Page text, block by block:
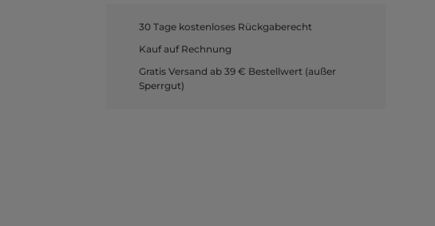
30 Tage kostenloses Rückgaberecht
Kauf auf Rechnung
Gratis Versand ab 39 € Bestellwert (außer
Sperrgut)